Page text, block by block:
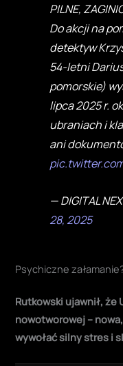
PILNE,
Do akcji na
detektyw
54-letni
pomorskie)
lipca 2025 r.
ubraniach i
ani
— DIGITAL
28, 2025
Psychiczne
Rutkowski ujawnił, że
nowotworowej –
wywołać silny stres i